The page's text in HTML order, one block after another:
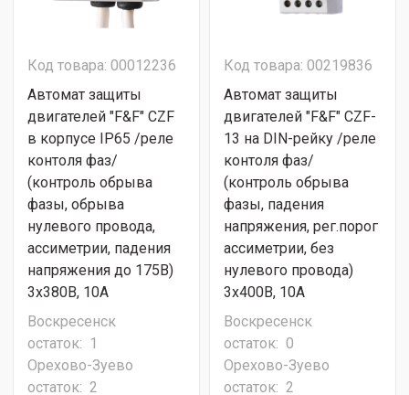
Код товара: 00012236
Автомат защиты
двигателей "F&F" CZF
в корпусе IP65 /реле
контоля фаз/
(контроль обрыва
фазы, обрыва
нулевого провода,
ассиметрии, падения
напряжения до 175В)
3х380В, 10А
Воскресенск
остаток: 1
Орехово-Зуево
остаток: 2
Код товара: 00219836
Автомат защиты
двигателей "F&F" CZF-
13 на DIN-рейку /реле
контоля фаз/
(контроль обрыва
фазы, падения
напряжения, рег.порог
ассиметрии, без
нулевого провода)
3х400В, 10А
Воскресенск
остаток: 0
Орехово-Зуево
остаток: 2